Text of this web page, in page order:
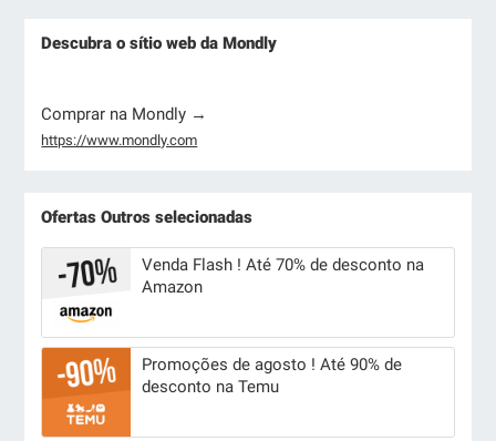
Descubra o sítio web da Mondly
Comprar na Mondly →
https://www.mondly.com
Ofertas Outros selecionadas
Venda Flash ! Até 70% de desconto na
Amazon
Promoções de agosto ! Até 90% de
desconto na Temu